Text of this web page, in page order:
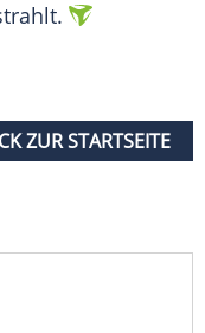
ZUR STARTSEITE